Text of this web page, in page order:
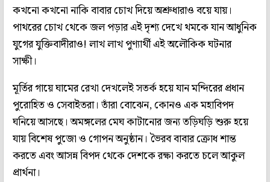
কখনো কখনো নাকি বাবার চোখ দিয়ে অশ্রুধারাও বয়ে যায়।
পাথরের চোখ থেকে জল পড়ার এই দৃশ্য দেখে থমকে যান আধুনিক
যুগের যুক্তিবাদীরাও! লাখ লাখ পুণ্যার্থী এই অলৌকিক ঘটনার
সাক্ষী।
মূর্তির গায়ে ঘামের রেখা দেখলেই সতর্ক হয়ে যান মন্দিরের প্রধান
পুরোহিত ও সেবাইতরা। তাঁরা বোঝেন, কোনও এক মহাবিপদ
ঘনিয়ে আসছে। অমঙ্গলের মেঘ কাটানোর জন্য তড়িঘড়ি শুরু হয়ে
যায় বিশেষ পুজো ও গোপন অনুষ্ঠান। ভৈরব বাবার ক্রোধ শান্ত
করতে এবং আসন্ন বিপদ থেকে দেশকে রক্ষা করতে চলে আকুল
প্রার্থনা।